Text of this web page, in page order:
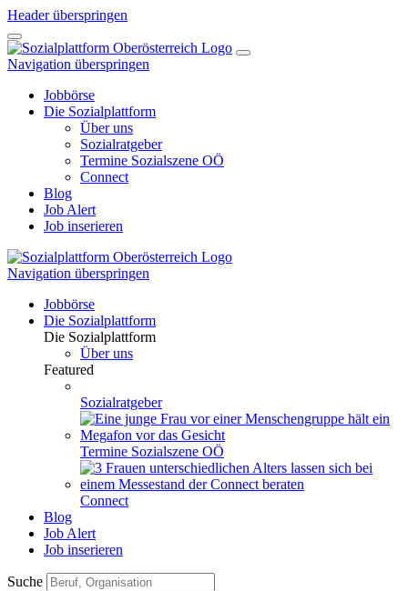
Header überspringen
Navigation überspringen
Jobbörse
Die Sozialplattform
Über uns
Sozialratgeber
Termine Sozialszene OÖ
Connect
Blog
Job Alert
Job inserieren
Navigation überspringen
Jobbörse
Die Sozialplattform
Die Sozialplattform
Über uns
Featured
Sozialratgeber
Termine Sozialszene OÖ
Connect
Blog
Job Alert
Job inserieren
Suche